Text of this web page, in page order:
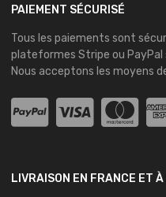
PAIEMENT SÉCURISÉ
Tous les paiements sont
plateformes Stripe ou PayPal
Nous acceptons les moyens
LIVRAISON EN FRANCE ET À